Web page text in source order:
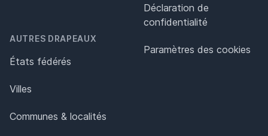
AUTRES DRAPEAUX
États fédérés
Villes
Communes & localités
Déclaration de
confidentialité
Paramètres des cookies